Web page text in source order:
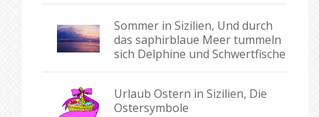
Sommer in Sizilien, Und durch
das saphirblaue Meer tummeln
sich Delphine und Schwertfische
Urlaub Ostern in Sizilien, Die
Ostersymbole